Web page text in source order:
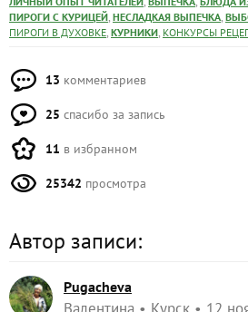
ПИРОГИ С КУРИЦЕЙ, НЕСЛАДКАЯ ВЫПЕЧКА,
ПИРОГИ В ДУХОВКЕ, КУРНИКИ, КОНКУРСЫ
13 комментариев
25 спасибо за запись
11 в избранном
25342 просмотра
Автор записи:
Pugacheva